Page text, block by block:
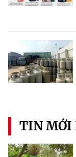
TIN MỚI